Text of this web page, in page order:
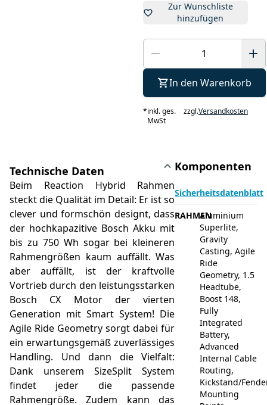
Zur Wunschliste
hinzufügen
In den Warenkorb
*inkl. ges.
MwSt
zzgl.Versandkosten
Technische Daten
Beim Reaction Hybrid Rahmen
steckt die Qualität im Detail: Er ist so
clever und formschön designt, dass
der hochkapazitive Bosch Akku mit
bis zu 750 Wh sogar bei kleineren
Rahmengrößen kaum auffällt. Was
aber auffällt, ist der kraftvolle
Vortrieb durch den leistungsstarken
Bosch CX Motor der vierten
Generation mit Smart System! Die
Agile Ride Geometry sorgt dabei für
ein erwartungsgemäß zuverlässiges
Handling. Und dann die Vielfalt:
Dank unserem SizeSplit System
findet jeder die passende
Rahmengröße. Zudem kann das
Komponenten
Sicherheitsdatenblatt
RAHMENAluminium
Superlite,
Gravity
Casting, Agile
Ride
Geometry, 1.5
Headtube,
Boost 148,
Fully
Integrated
Battery,
Advanced
Internal Cable
Routing,
Kickstand/
Mounting